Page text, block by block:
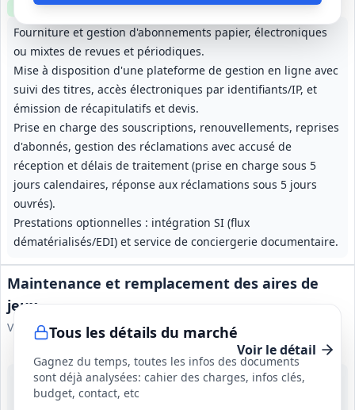
Fourniture et gestion d'abonnements papier, électroniques
ou mixtes de revues et périodiques.
Mise à disposition d'une plateforme de gestion en ligne avec
suivi des titres, accès électroniques par identifiants/IP, et
émission de récapitulatifs et devis.
Prise en charge des souscriptions, renouvellements, reprises
d'abonnés, gestion des réclamations avec accusé de
réception et délais de traitement (prise en charge sous 5
jours calendaires, réponse aux réclamations sous 5 jours
ouvrés).
Prestations optionnelles : intégration SI (flux
dématérialisés/EDI) et service de conciergerie documentaire.
Clause environnementale Clause sociale
Tous les détails du marché
Gagnez du temps, toutes les infos des documents
sont déjà analysées: cahier des charges, infos clés,
budget, contact, etc
Maintenance et remplacement des aires de
jeux
Ville de Biarritz
Voir le détail
17 août 2026
Biarritz (64)